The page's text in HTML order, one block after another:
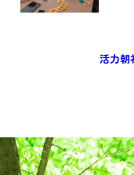
活力朝